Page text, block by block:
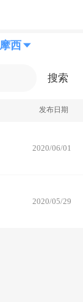
摩西
搜索
发布日期
2020/06/01
2020/05/29